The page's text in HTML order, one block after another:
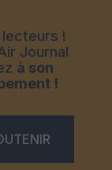
!
Journal
à son
!